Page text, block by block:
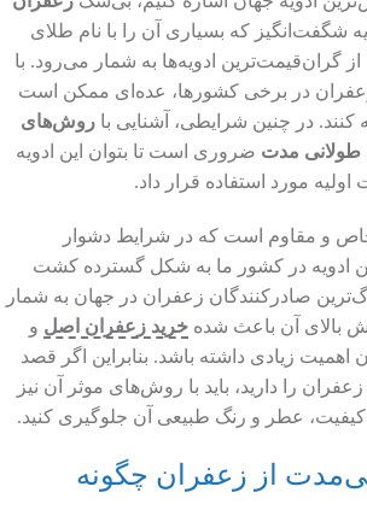
شگفت‌انگیز که بسیاری آن را با نام طلای
گران‌قیمت‌ترین ادویه‌ها به شمار می‌رود. با
در برخی کشورها، عده‌ای ممکن است
کنند. در چنین شرایطی، آشنایی با روش‌های
طولانی مدت ضروری است تا بتوان این ادویه
مورد استفاده قرار داد.
و مقاوم است که در شرایط دشوار
ادویه در کشور ما به شکل گسترده کشت
صادرکنندگان زعفران در جهان به شمار
بالای آن باعث شده خرید زعفران اصل و
زیادی داشته باشد. بنابراین اگر قصد
را دارید، باید با روش‌های موثر آن نیز
کیفیت، عطر و رنگ طبیعی آن جلوگیری کنید.
از زعفران چگونه